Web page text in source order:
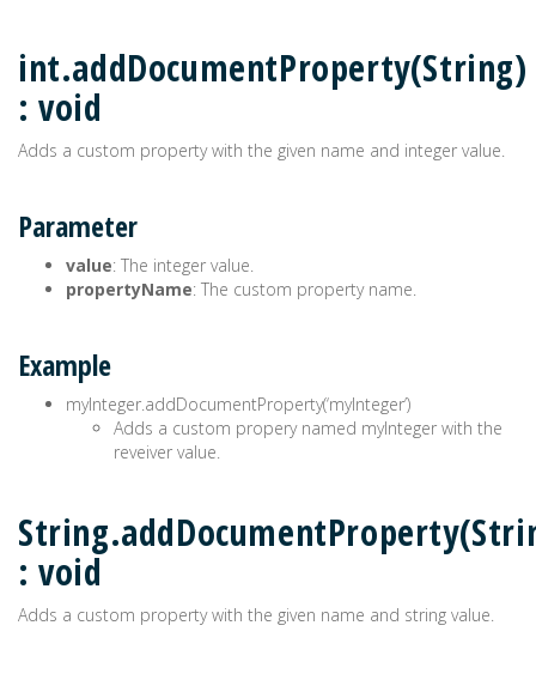
int.addDocumentProperty(String)
: void
Adds a custom property with the given name and integer value.
Parameter
value: The integer value.
propertyName: The custom property name.
Example
myInteger.addDocumentProperty(‘myInteger’)
Adds a custom propery named myInteger with the
reveiver value.
: void
Adds a custom property with the given name and string value.